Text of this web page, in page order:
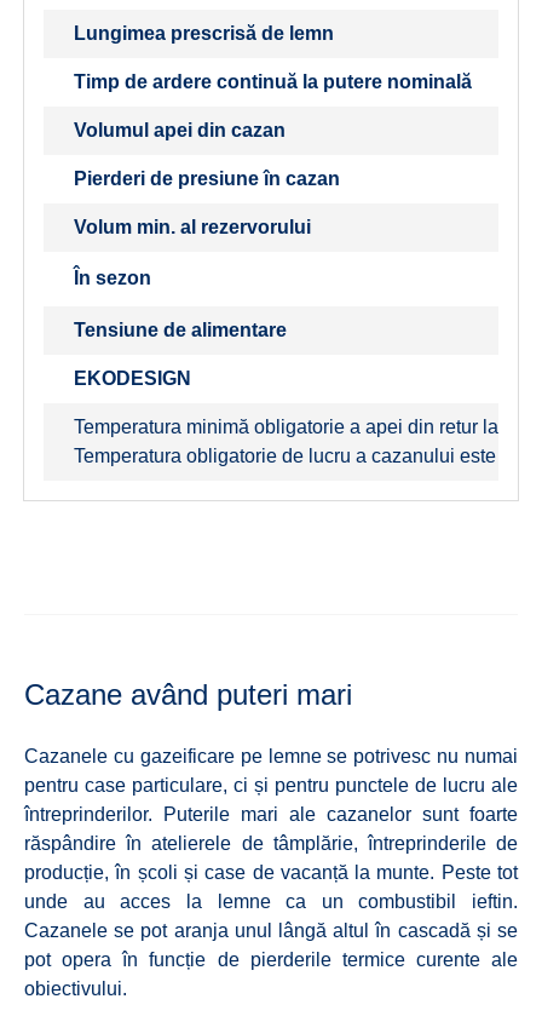
Lungimea prescrisă de lemn
Timp de ardere continuă la putere nominală
Volumul apei din cazan
Pierderi de presiune în cazan
Volum min. al rezervorului
În sezon
Tensiune de alimentare
EKODESIGN
Temperatura minimă obligatorie a apei din retur la
Temperatura obligatorie de lucru a cazanului este de
Cazane având puteri mari
Cazanele cu gazeificare pe lemne se potrivesc nu numai
pentru case particulare, ci și pentru punctele de lucru ale
întreprinderilor. Puterile mari ale cazanelor sunt foarte
răspândire în atelierele de tâmplărie, întreprinderile de
producție, în școli și case de vacanță la munte. Peste tot
unde au acces la lemne ca un combustibil ieftin.
Cazanele se pot aranja unul lângă altul în cascadă și se
pot opera în funcție de pierderile termice curente ale
obiectivului.